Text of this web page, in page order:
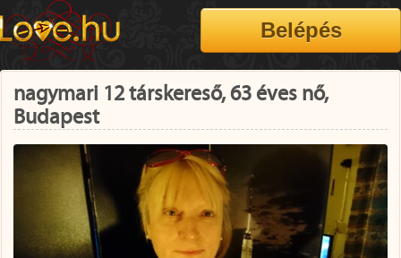
nagymari 12 társkereső, 63 éves nő,
Budapest